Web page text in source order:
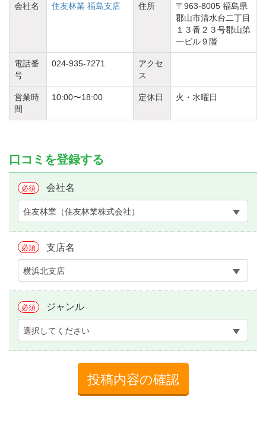
会社名 住友林業 福島支店 住所
〒963-8005 福島県
郡山市清水台二丁目
１３番２３号郡山第
一ビル９階
電話番
号
024-935-7271
アクセ
ス
営業時
間
10:00〜18:00 定休日 火・水曜日
口コミを登録する
必須 会社名
住友林業（住友林業株式会社）
必須 支店名
横浜北支店
必須 ジャンル
選択してください
投稿内容の確認